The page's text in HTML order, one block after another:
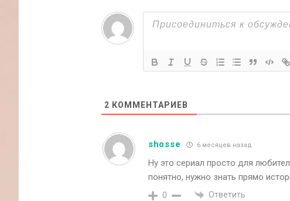
2 КОММЕНТАРИЕВ
shosse 6 месяцев назад
Ну это сериал просто для
понятно, нужно знать прямо
0 Ответить